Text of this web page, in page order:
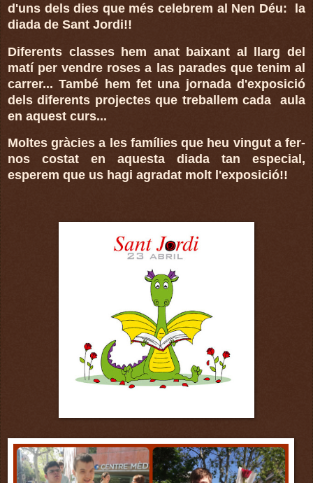
d'uns dels dies que més celebrem al Nen Déu: la
diada de Sant Jordi!!
Diferents classes hem anat baixant al llarg del
matí per vendre roses a las parades que tenim al
carrer... També hem fet una jornada d'exposició
dels diferents projectes que treballem cada aula
en aquest curs...
Moltes gràcies a les famílies que heu vingut a fer-
nos costat en aquesta diada tan especial,
esperem que us hagi agradat molt l'exposició!!